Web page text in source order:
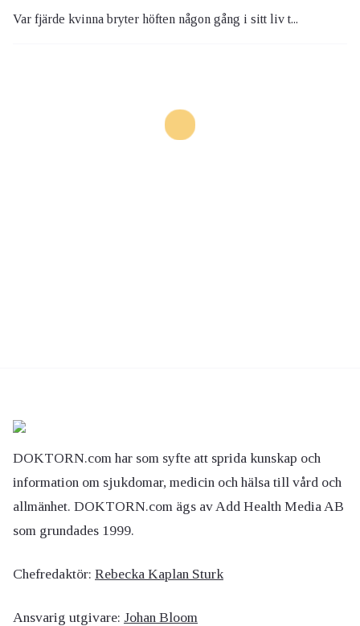
Var fjärde kvinna bryter höften någon gång i sitt liv t...
DOKTORN.com har som syfte att sprida kunskap och
information om sjukdomar, medicin och hälsa till vård och
allmänhet. DOKTORN.com ägs av Add Health Media AB
som grundades 1999.
Chefredaktör: Rebecka Kaplan Sturk
Ansvarig utgivare: Johan Bloom